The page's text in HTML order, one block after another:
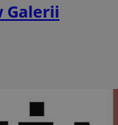
Galerii